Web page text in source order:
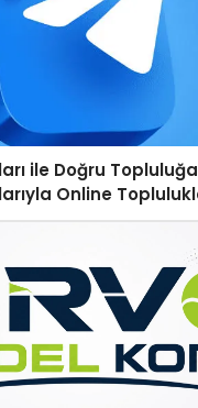
ile Doğru Topluluğa
Online